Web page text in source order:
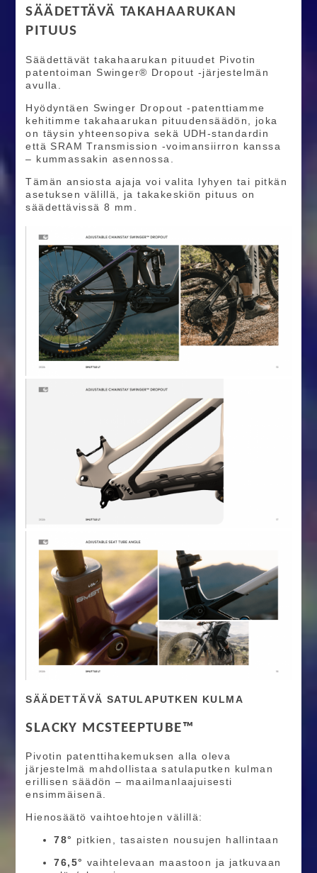
SÄÄDETTÄVÄ TAKAHAARUKAN
PITUUS
Säädettävät takahaarukan pituudet Pivotin
patentoiman Swinger® Dropout -järjestelmän
avulla.
Hyödyntäen Swinger Dropout -patenttiamme
kehitimme takahaarukan pituudensäädön, joka
on täysin yhteensopiva sekä UDH-standardin
että SRAM Transmission -voimansiirron kanssa
– kummassakin asennossa.
Tämän ansiosta ajaja voi valita lyhyen tai pitkän
asetuksen välillä, ja takakeskiön pituus on
säädettävissä 8 mm.
SÄÄDETTÄVÄ SATULAPUTKEN KULMA
SLACKY MCSTEEPTUBE™
Pivotin patenttihakemuksen alla oleva
järjestelmä mahdollistaa satulaputken kulman
erillisen säädön – maailmanlaajuisesti
ensimmäisenä.
Hienosäätö vaihtoehtojen välillä:
78° pitkien, tasaisten nousujen hallintaan
76,5° vaihtelevaan maastoon ja jatkuvaan